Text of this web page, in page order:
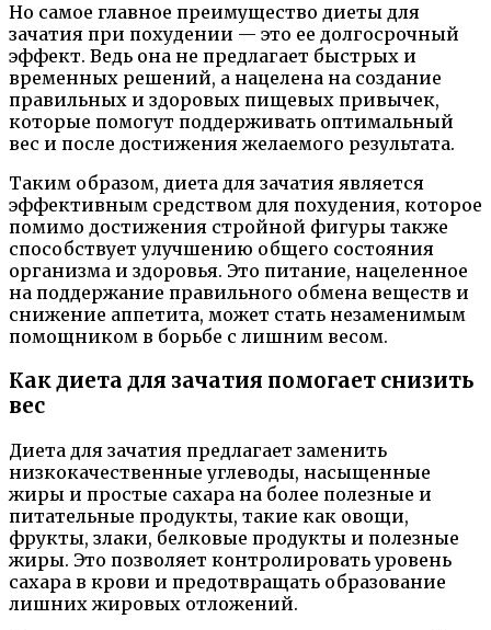
Но самое главное преимущество диеты для
зачатия при похудении — это ее долгосрочный
эффект. Ведь она не предлагает быстрых и
временных решений, а нацелена на создание
правильных и здоровых пищевых привычек,
которые помогут поддерживать оптимальный
вес и после достижения желаемого результата.
Таким образом, диета для зачатия является
эффективным средством для похудения, которое
помимо достижения стройной фигуры также
способствует улучшению общего состояния
организма и здоровья. Это питание, нацеленное
на поддержание правильного обмена веществ и
снижение аппетита, может стать незаменимым
помощником в борьбе с лишним весом.
Как диета для зачатия помогает снизить
вес
Диета для зачатия предлагает заменить
низкокачественные углеводы, насыщенные
жиры и простые сахара на более полезные и
питательные продукты, такие как овощи,
фрукты, злаки, белковые продукты и полезные
жиры. Это позволяет контролировать уровень
сахара в крови и предотвращать образование
лишних жировых отложений.